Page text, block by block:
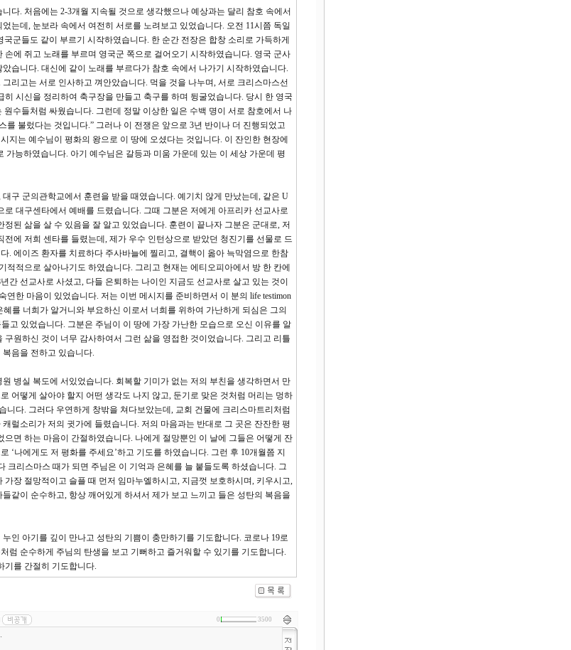
다. 처음에는 2-3개월 지속될 것으로 생각했으나 예상과는 달리 참호 속에서
는데, 눈보라 속에서 여전히 서로를 노려보고 있었습니다. 오전 11시쯤 독일
군들도 같이 부르기 시작하였습니다. 한 순간 전장은 합창 소리로 가득하게
에 쥐고 노래를 부르며 영국군 쪽으로 걸어오기 시작하였습니다. 영국 군사
습니다. 대신에 같이 노래를 부르다가 참호 속에서 나가기 시작하였습니다.
리고는 서로 인사하고 껴안았습니다. 먹을 것을 나누며, 서로 크리스마스선
시신을 정리하여 축구장을 만들고 축구를 하며 뒹굴었습니다. 당시 한 영국
수들처럼 싸웠습니다. 그런데 정말 이상한 일은 수백 명이 서로 참호에서 나
불렀다는 것입니다.” 그러나 이 전쟁은 앞으로 3년 반이나 더 진행되었고
지는 예수님이 평화의 왕으로 이 땅에 오셨다는 것입니다. 이 잔인한 현장에
능하였습니다. 아기 예수님은 갈등과 미움 가운데 있는 이 세상 가운데 평
구 군의관학교에서 훈련을 받을 때였습니다. 예기치 않게 만났는데, 같은 U
대구센타에서 예배를 드렸습니다. 그때 그분은 저에게 아프리카 선교사로
된 삶을 살 수 있음을 잘 알고 있었습니다. 훈련이 끝나자 그분은 군대로, 저
에 저희 센타를 들렸는데, 제가 우수 인턴상으로 받았던 청진기를 선물로 드
. 에이즈 환자를 치료하다 주사바늘에 찔리고, 결핵이 옮아 늑막염으로 한참
적으로 살아나기도 하였습니다. 그리고 현재는 에티오피아에서 방 한 칸에
간 선교사로 사셨고, 다들 은퇴하는 나이인 지금도 선교사로 살고 있는 것이
한 마음이 있었습니다. 저는 이번 메시지를 준비하면서 이 분의 life testimon
를 너희가 알거니와 부요하신 이로서 너희를 위하여 가난하게 되심은 그의
고 있었습니다. 그분은 주님이 이 땅에 가장 가난한 모습으로 오신 이유를 알
원하신 것이 너무 감사하여서 그런 삶을 영접한 것이었습니다. 그리고 리틀
복음을 전하고 있습니다.
병실 복도에 서있었습니다. 회복할 기미가 없는 저의 부친을 생각하면서 만
어떻게 살아야 할지 어떤 생각도 나지 않고, 둔기로 맞은 것처럼 머리는 멍하
다. 그러다 우연하게 창밖을 쳐다보았는데, 교회 건물에 크리스마트리처럼
럴소리가 저의 귓가에 들렸습니다. 저의 마음과는 반대로 그 곳은 잔잔한 평
면 하는 마음이 간절하였습니다. 나에게 절망뿐인 이 날에 그들은 어떻게 잔
‘나에게도 저 평화를 주세요’하고 기도를 하였습니다. 그런 후 10개월쯤 지
크리스마스 때가 되면 주님은 이 기억과 은혜를 늘 붙들도록 하셨습니다. 그
장 절망적이고 슬플 때 먼저 임마누엘하시고, 지금껏 보호하시며, 키우시고,
같이 순수하고, 항상 깨어있게 하셔서 제가 보고 느끼고 들은 성탄의 복음을
인 아기를 깊이 만나고 성탄의 기쁨이 충만하기를 기도합니다. 코로나 19로
럼 순수하게 주님의 탄생을 보고 기뻐하고 즐거워할 수 있기를 기도합니다.
기를 간절히 기도합니다.
0 3500